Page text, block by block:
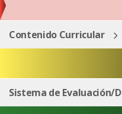
Contenido Curricular
Sistema de Evaluación/